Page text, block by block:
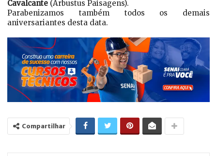
Cavalcante (Arbustus Paisagens).
Parabenizamos também todos os demais
aniversariantes desta data.
Compartilhar